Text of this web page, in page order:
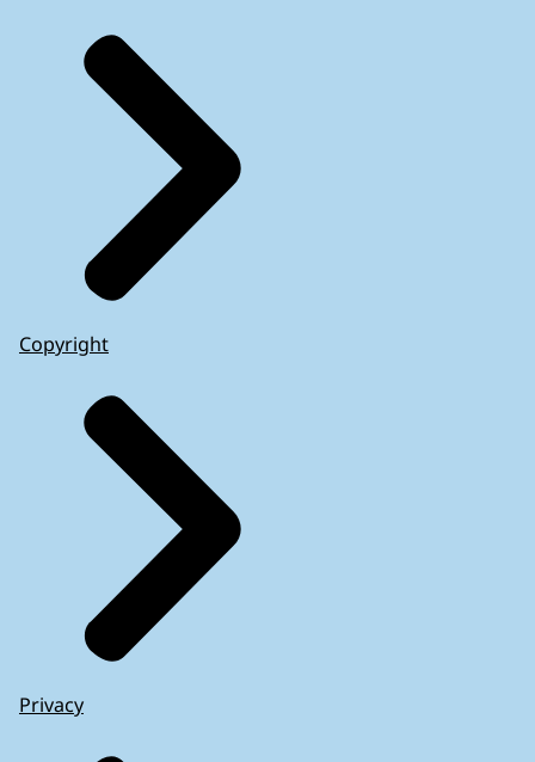
Copyright
Privacy